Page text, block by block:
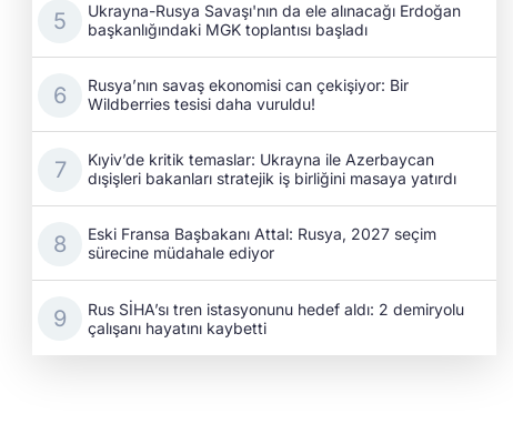
Ukrayna-Rusya Savaşı'nın da ele alınacağı Erdoğan
başkanlığındaki MGK toplantısı başladı
Rusya’nın savaş ekonomisi can çekişiyor: Bir
Wildberries tesisi daha vuruldu!
Kıyiv’de kritik temaslar: Ukrayna ile Azerbaycan
dışişleri bakanları stratejik iş birliğini masaya yatırdı
Eski Fransa Başbakanı Attal: Rusya, 2027 seçim
sürecine müdahale ediyor
Rus SİHA’sı tren istasyonunu hedef aldı: 2 demiryolu
çalışanı hayatını kaybetti